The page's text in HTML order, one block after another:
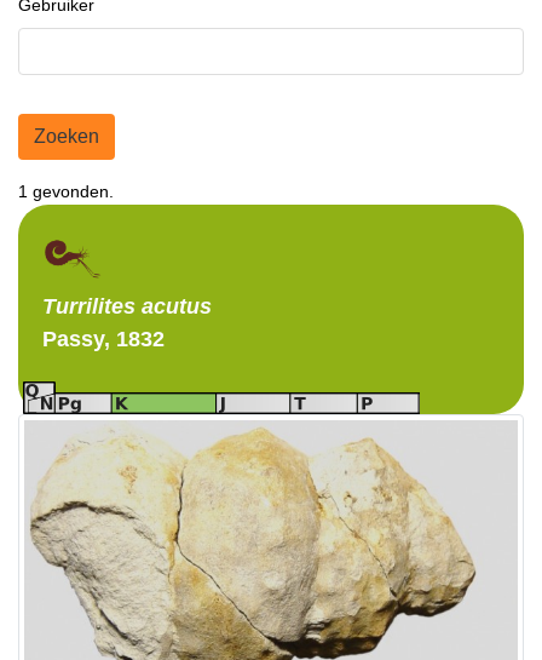
Gebruiker
Zoeken
1 gevonden.
Turrilites acutus
Passy, 1832